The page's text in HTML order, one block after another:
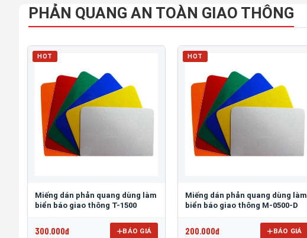
PHẢN QUANG AN TOÀN GIAO THÔNG
HOT
Miếng dán phản quang dùng làm
biển báo giao thông T-1500
300.000đ BÁO GIÁ
HOT
Miếng dán phản quang dùng làm
biển báo giao thông M-0500-D
200.000đ BÁO GIÁ